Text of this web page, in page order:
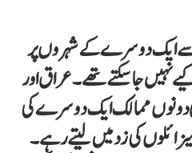
سے ایک دوسرے کے شہروں پر
نہیں جاسکتے تھے۔ عراق اور
دونوں ممالک ایک دوسرے کی
کی زد میں لیتے رہے۔